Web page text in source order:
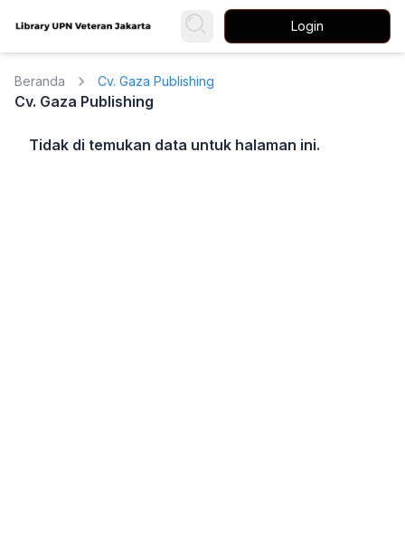
Login
Beranda Cv. Gaza Publishing
Cv. Gaza Publishing
Tidak di temukan data untuk halaman ini.